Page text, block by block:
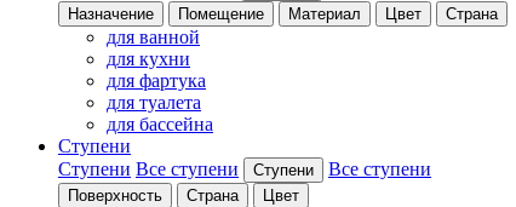
Назначение Помещение Материал Цвет Страна
для ванной
для кухни
для фартука
для туалета
для бассейна
Ступени
Ступени Все ступени Ступени Все ступени
Поверхность Страна Цвет